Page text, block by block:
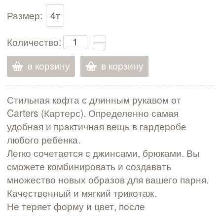
Размер:
4т
Количество:
в корзину
в корзину
Стильная кофта с длинным рукавом от
Carters (Картерс). Определенно самая
удобная и практичная вещь в гардеробе
любого ребенка.
Легко сочетается с джинсами, брюками. Вы
сможете комбинировать и создавать
множество новых образов для вашего парня.
Качественный и мягкий трикотаж.
Не теряет форму и цвет, после